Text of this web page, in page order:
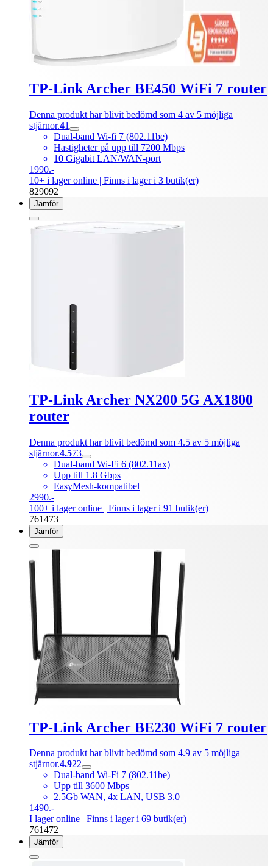
TP-Link Archer BE450 WiFi 7 router
Denna produkt har blivit bedömd som 4 av 5 möjliga
stjärnor.41
Dual-band Wi-fi 7 (802.11be)
Hastigheter på upp till 7200 Mbps
10 Gigabit LAN/WAN-port
1990.-
10+ i lager online | Finns i lager i 3 butik(er)
829092
Jämför
TP-Link Archer NX200 5G AX1800
router
Denna produkt har blivit bedömd som 4.5 av 5 möjliga
stjärnor.4.573
Dual-band Wi-Fi 6 (802.11ax)
Upp till 1.8 Gbps
EasyMesh-kompatibel
2990.-
100+ i lager online | Finns i lager i 91 butik(er)
761473
Jämför
TP-Link Archer BE230 WiFi 7 router
Denna produkt har blivit bedömd som 4.9 av 5 möjliga
stjärnor.4.922
Dual-band Wi-Fi 7 (802.11be)
Upp till 3600 Mbps
2.5Gb WAN, 4x LAN, USB 3.0
1490.-
I lager online | Finns i lager i 69 butik(er)
761472
Jämför